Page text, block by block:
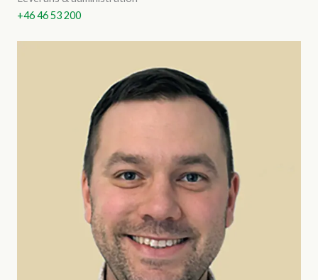
+46 46 53 200